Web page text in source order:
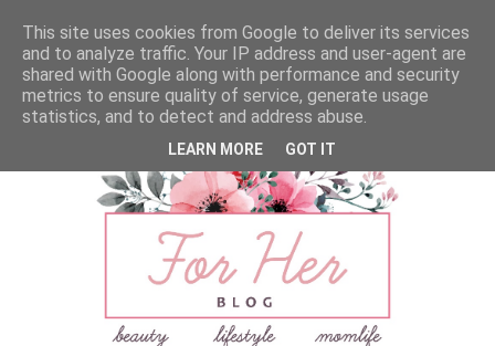
This site uses cookies from Google to deliver its services
and to analyze traffic. Your IP address and user-agent are
shared with Google along with performance and security
metrics to ensure quality of service, generate usage
statistics, and to detect and address abuse.
LEARN MORE GOT IT